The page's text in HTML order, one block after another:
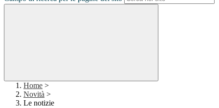
Home >
Novità >
Le notizie